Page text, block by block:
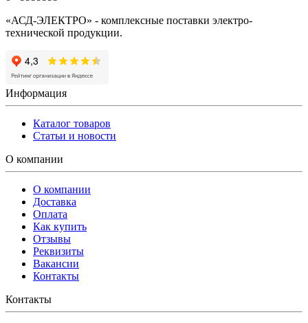
«АСД-ЭЛЕКТРО» - комплексные поставки электро-
технической продукции.
Информация
Каталог товаров
Статьи и новости
О компании
О компании
Доставка
Оплата
Как купить
Отзывы
Реквизиты
Вакансии
Контакты
Контакты